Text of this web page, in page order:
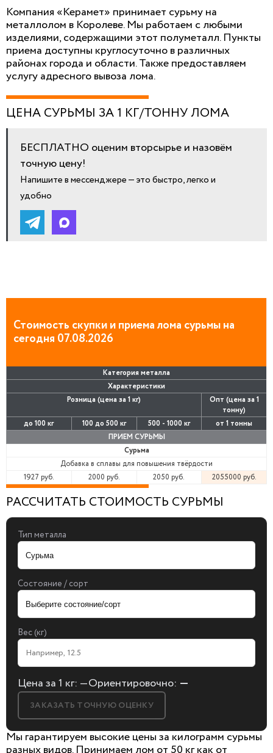
Компания «Керамет» принимает сурьму на
металлолом в Королеве. Мы работаем с любыми
изделиями, содержащими этот полуметалл. Пункты
приема доступны круглосуточно в различных
районах города и области. Также предоставляем
услугу адресного вывоза лома.
ЦЕНА СУРЬМЫ ЗА 1 КГ/ТОННУ ЛОМА
БЕСПЛАТНО оценим вторсырье и назовём
точную цену!
Напишите в мессенджере — это быстро, легко и
удобно
Стоимость скупки и приема лома сурьмы на
сегодня 07.08.2026
Категория металла
Характеристики
Розница (цена за 1 кг)
Опт (цена за 1
тонну)
до 100 кг
100 до 500 кг 500 - 1000 кг
от 1 тонны
ПРИЕМ СУРЬМЫ
Сурьма
Добавка в сплавы для повышения твёрдости
1927 руб.
2000 руб. 2050 руб. 2055000 руб.
РАССЧИТАТЬ СТОИМОСТЬ СУРЬМЫ
Тип металла
Состояние / сорт
Вес (кг)
Цена за 1 кг: —Ориентировочно: —
ЗАКАЗАТЬ ТОЧНУЮ ОЦЕНКУ
Мы гарантируем высокие цены за килограмм сурьмы